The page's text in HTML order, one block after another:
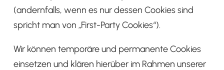
(andernfalls, wenn es nur dessen Cookies sind
spricht man von „First-Party Cookies“).
Wir können temporäre und permanente Cookies
einsetzen und klären hierüber im Rahmen unserer